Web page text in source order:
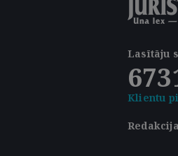
Lasītāju
Klientu